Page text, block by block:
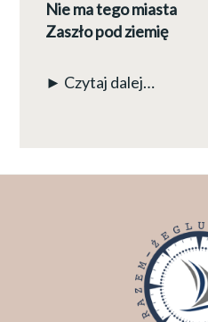
Nie ma tego miasta
Zaszło pod ziemię
► Czytaj dalej…